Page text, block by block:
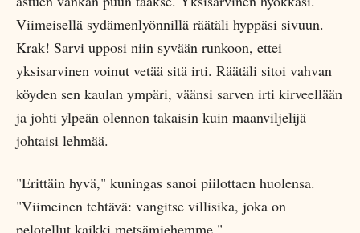
Viimeisellä sydämenlyönnillä räätäli hyppäsi sivuun.
Krak! Sarvi upposi niin syvään runkoon, ettei
yksisarvinen voinut vetää sitä irti. Räätäli sitoi vahvan
köyden sen kaulan ympäri, väänsi sarven irti kirveellään
ja johti ylpeän olennon takaisin kuin maanviljelijä
johtaisi lehmää.
"Erittäin hyvä," kuningas sanoi piilottaen huolensa.
"Viimeinen tehtävä: vangitse villisika, joka on
pelotellut kaikki metsämiehemme."